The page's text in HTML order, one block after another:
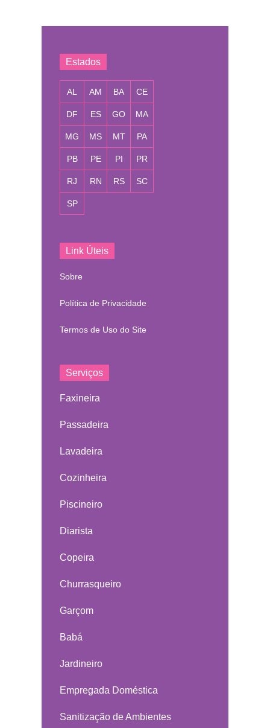
Estados
AL AM BA CE
DF ES GO MA
MG MS MT PA
PB PE PI PR
RJ RN RS SC
SP
Link Úteis
Sobre
Política de Privacidade
Termos de Uso do Site
Serviços
Faxineira
Passadeira
Lavadeira
Cozinheira
Piscineiro
Diarista
Copeira
Churrasqueiro
Garçom
Babá
Jardineiro
Empregada Doméstica
Sanitização de Ambientes